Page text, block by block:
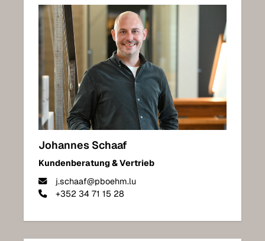
Johannes Schaaf
Kundenberatung & Vertrieb
j.schaaf@pboehm.lu
+352 34 71 15 28